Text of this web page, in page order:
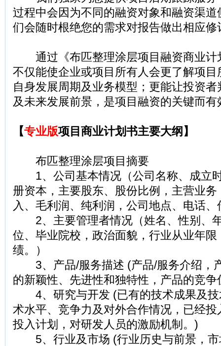
过程中会因为不同的融资对象和融资渠
们会随时根绝您的需求对报告做出相应修
通过《布匹整理涂层项目融资商业计
不仅能使企业或项目所有人会更了解项
自身发展周期及业务模型；更能让投资
及未来发展前景，是项目融资的关键而有
【专业版项目商业计划书主要大纲】
布匹整理涂层项目摘要
1、公司基本情况（公司名称、成立
册资本，主要股东、股份比例，主营业
入、毛利润、纯利润，公司地点、电话
2、主要管理者情况（姓名、性别、
位、毕业院校，政治面貌，行业从业年
绩。）
3、产品/服务描述 (产品/服务介绍，
的新颖性、先进性和独特性，产品的竞争
4、研究与开发 (已有的技术成果及技
术水平、竞争力及对外合作情况，已经
投入计划，对研发人员的激励机制。)
5、行业及市场 (行业历史与前景，市